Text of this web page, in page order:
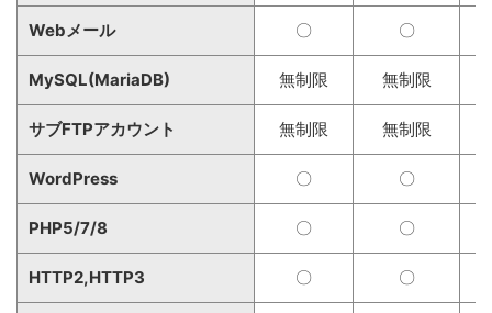
Webメール 〇 〇
MySQL(MariaDB) 無制限 無制限
サブFTPアカウント 無制限 無制限
WordPress 〇 〇
PHP5/7/8 〇 〇
HTTP2,HTTP3 〇 〇